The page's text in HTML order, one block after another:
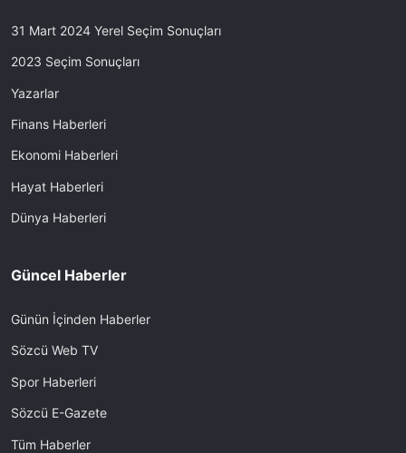
31 Mart 2024 Yerel Seçim Sonuçları
2023 Seçim Sonuçları
Yazarlar
Finans Haberleri
Ekonomi Haberleri
Hayat Haberleri
Dünya Haberleri
Güncel Haberler
Günün İçinden Haberler
Sözcü Web TV
Spor Haberleri
Sözcü E-Gazete
Tüm Haberler